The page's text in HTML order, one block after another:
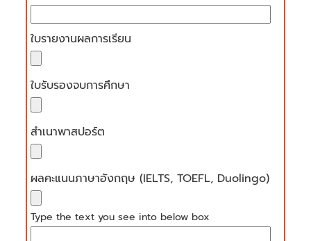
ใบรายงานผลการเรียน
ใบรับรองจบการศึกษา
สำเนาพาสปอร์ต
ผลคะแนนภาษาอังกฤษ (IELTS, TOEFL, Duolingo)
Type the text you see into below box